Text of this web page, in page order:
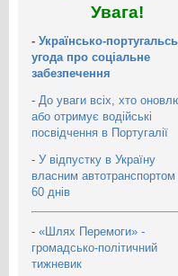
Увага!
- Українсько-
угода про соціальне
забезпечення
- До уваги всіх, хто
або отримує водійські
посвідчення в Португалії
- У відпустку в Україну
власним
60 днів
- «Шлях Перемоги» -
громадсько-політичний
тижневик